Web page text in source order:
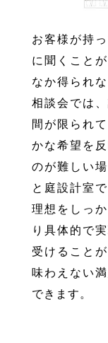
お客様が持
に聞くこと
なか得られ
相談会では
間が限られ
かな希望を
のが難しい
と庭設計室
理想をしっ
り具体的で
受けること
味わえない
できます。